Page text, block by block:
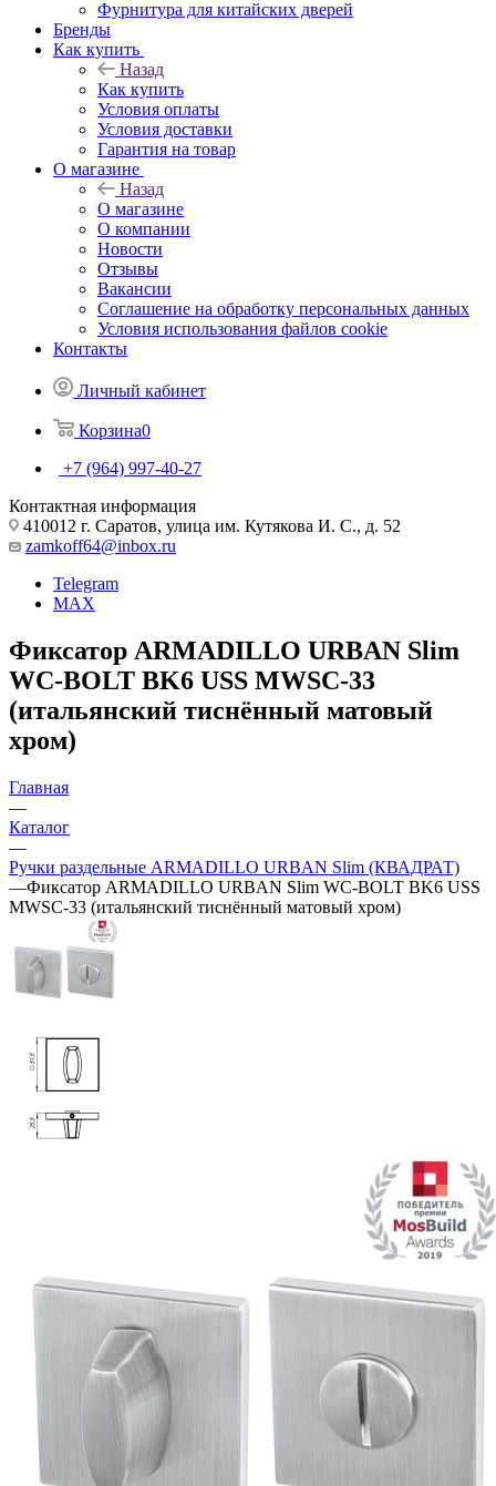
Фурнитура для китайских дверей
Бренды
Как купить
Назад
Как купить
Условия оплаты
Условия доставки
Гарантия на товар
О магазине
Назад
О магазине
О компании
Новости
Отзывы
Вакансии
Соглашение на обработку персональных данных
Условия использования файлов cookie
Контакты
Личный кабинет
Корзина0
+7 (964) 997-40-27
Контактная информация
410012 г. Саратов, улица им. Кутякова И. С., д. 52
zamkoff64@inbox.ru
Telegram
MAX
Фиксатор ARMADILLO URBAN Slim
WC-BOLT BK6 USS MWSC-33
(итальянский тиснённый матовый
хром)
Главная
—
Каталог
—
Ручки раздельные ARMADILLO URBAN Slim (КВАДРАТ)
—Фиксатор ARMADILLO URBAN Slim WC-BOLT BK6 USS
MWSC-33 (итальянский тиснённый матовый хром)